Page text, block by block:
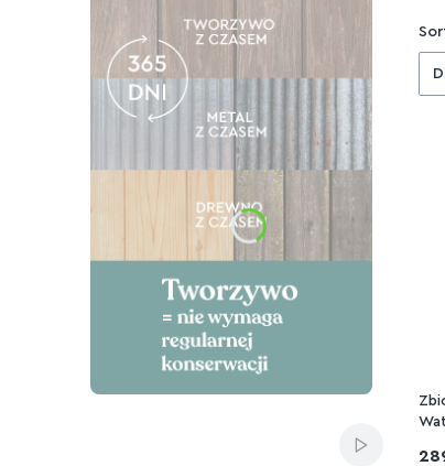
Naciśnij Enter lub spację, aby otworzyć
Włącz